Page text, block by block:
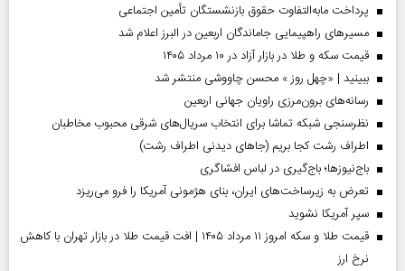
پرداخت مابه‌التفاوت حقوق بازنشستگان تأمین اجتماعی
مسیر‌های راهپیمایی جاماندگان اربعین در البرز اعلام شد
قیمت سکه و طلا در بازار آزاد در ۱۰ مرداد ۱۴۰۵
ببینید | «چهل روز » محسن چاووشی منتشر شد
رسانه‌های برون‌مرزی راویان جهانی اربعین
نظرسنجی شبکه تماشا برای انتخاب سریال‌های شرقی محبوب مخاطبان
اطراف رشت کجا بریم (جاهای دیدنی اطراف رشت)
باج‌نیوزها؛ باج‌گیری در لباس افشاگری
تعرض به زیرساخت‌های ایران، بنای هژمونی آمریکا را فرو می‌ریزد
سپر آمریکا نشوید
قیمت طلا و سکه امروز ۱۱ مرداد ۱۴۰۵ | افت قیمت طلا در بازار تهران با کاهش
نرخ ارز